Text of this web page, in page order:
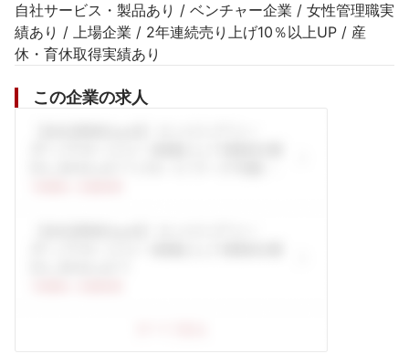
自社サービス・製品あり / ベンチャー企業 / 女性管理職実
績あり / 上場企業 / 2年連続売り上げ10％以上UP / 産
休・育休取得実績あり
この企業の求人